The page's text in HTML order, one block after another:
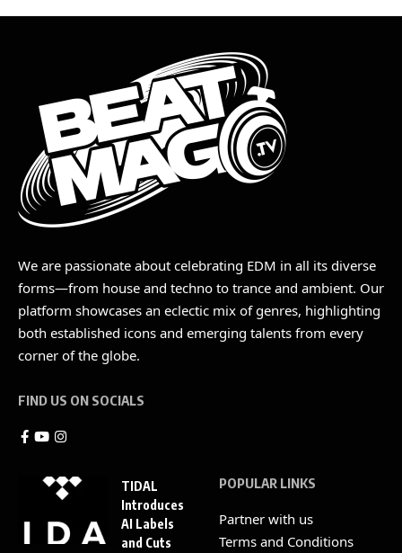
We are passionate about celebrating EDM in all its diverse
forms—from house and techno to trance and ambient. Our
platform showcases an eclectic mix of genres, highlighting
both established icons and emerging talents from every
corner of the globe.
FIND US ON SOCIALS
TIDAL
Introduces
AI Labels
and Cuts
POPULAR LINKS
Partner with us
Terms and Conditions